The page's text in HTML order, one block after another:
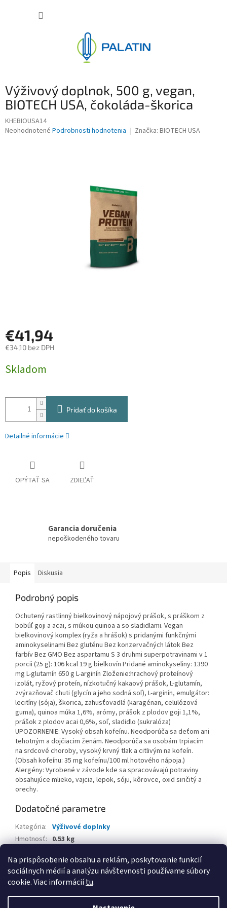
Na prispôsobenie obsahu a reklám, poskytovanie funkcií
sociálnych médií a analýzu návštevnosti používame súbory
cookie. Viac informáciítu.
Výživový doplnok, 500 g, vegan,
BIOTECH USA, čokoláda-škorica
KHEBIOUSA14
Priemerné
Neohodnotené Podrobnosti hodnotenia Značka: BIOTECH USA
€41,94
€34,10 bez DPH
cena:
Skladom
Pridať do košíka
Detailné informácie
OPÝTAŤ SA ZDIEĽAŤ
Garancia doručenia
nepoškodeného tovaru
Popis Diskusia
Podrobný popis
Ochutený rastlinný bielkovinový nápojový prášok, s práškom z
bobúľ goji a acai, s múkou quinoa a so sladidlami. Vegan
bielkovinový komplex (ryža a hrášok) s pridanými funkčnými
aminokyselinami Bez gluténu Bez konzervačných látok Bez
farbív Bez GMO Bez aspartamu S 3 druhmi superpotravinami v 1
porcii (25 g): 106 kcal 19 g bielkovín Pridané aminokyseliny: 1390
mg L-glutamín 650 g L-arginín Zloženie:hrachový proteínový
izolát, ryžový proteín, nízkotučný kakaový prášok, L-glutamín,
zvýrazňovač chuti (glycín a jeho sodná soľ), L-arginín, emulgátor:
lecitíny (sója), škorica, zahusťovadlá (karagénan, celulózová
guma), quinoa múka 1,6%, arómy, prášok z plodov goji 1,1%,
prášok z plodov acai 0,6%, soľ, sladidlo (sukralóza)
UPOZORNENIE: Vysoký obsah kofeínu. Neodporúča sa deťom ani
tehotným a dojčiacim ženám. Neodporúča sa osobám trpiacim
na srdcové choroby, vysoký krvný tlak a citlivým na kofeín.
(Obsah kofeínu: 35 mg kofeínu/100 ml hotového nápoja.)
Alergény: Vyrobené v závode kde sa spracovávajú potraviny
obsahujúce mlieko, vajcia, lepok, sóju, kôrovce, oxid siričitý a
orechy.
Dodatočné parametre
Kategória: Výživové doplnky
Hmotnosť: 0.53 kg